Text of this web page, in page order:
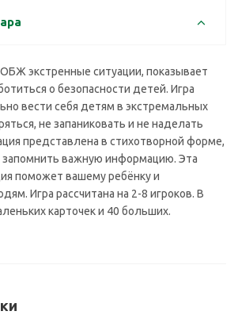
экстренные ситуации, показывает
о безопасности детей. Игра
вести себя детям в экстремальных
не запаниковать и не наделать
представлена в стихотворной форме,
важную информацию. Эта
поможет вашему ребёнку и
Игра рассчитана на 2-8 игроков. В
карточек и 40 больших.